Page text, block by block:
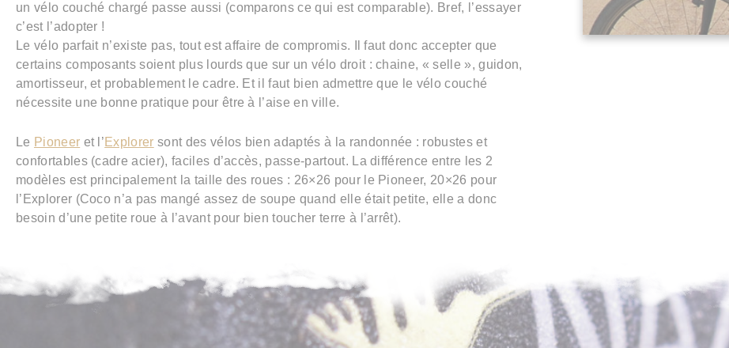
un vélo couché chargé passe aussi (comparons ce qui est comparable). Bref, l’essayer
c’est l’adopter !
Le vélo parfait n’existe pas, tout est affaire de compromis. Il faut donc accepter que
certains composants soient plus lourds que sur un vélo droit : chaine, « selle », guidon,
amortisseur, et probablement le cadre. Et il faut bien admettre que le vélo couché
nécessite une bonne pratique pour être à l’aise en ville.
Le Pioneer et l’ Explorer sont des vélos bien adaptés à la randonnée : robustes et
confortables (cadre acier), faciles d’accès, passe-partout. La différence entre les 2
modèles est principalement la taille des roues : 26×26 pour le Pioneer, 20×26 pour
l’Explorer (Coco n’a pas mangé assez de soupe quand elle était petite, elle a donc
besoin d’une petite roue à l’avant pour bien toucher terre à l’arrêt).